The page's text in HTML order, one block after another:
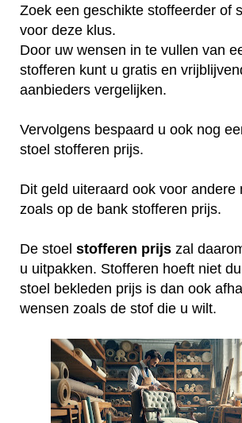
Zoek een geschikte stoffeerder of
voor deze klus.
Door uw wensen in te vullen van
stofferen kunt u gratis en
aanbieders vergelijken.
Vervolgens bespaard u ook nog
stoel stofferen prijs.
Dit geld uiteraard ook voor andere
zoals op de bank stofferen prijs.
De stoel stofferen prijs zal
u uitpakken. Stofferen hoeft niet
stoel bekleden prijs is dan ook
wensen zoals de stof die u wilt.